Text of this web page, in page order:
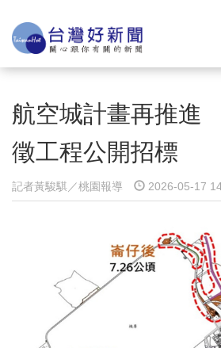
航空城計畫再推進
徵工程公開招標
記者黃駿騏／桃園報導 2026-05-17